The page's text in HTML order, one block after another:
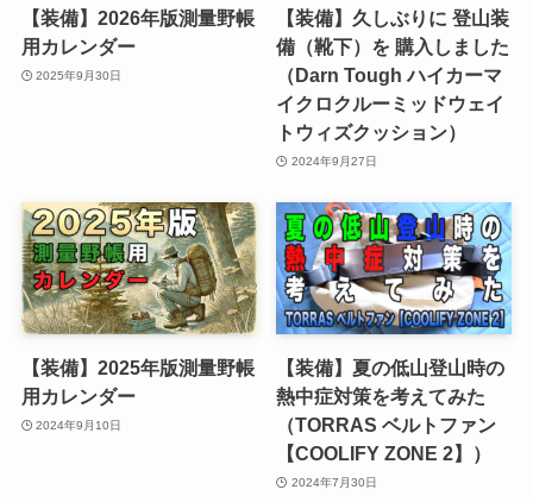
【装備】2026年版測量野帳
用カレンダー
2025年9月30日
【装備】久しぶりに 登山装
備（靴下）を 購入しました
（Darn Tough ハイカーマ
イクロクルーミッドウェイ
トウィズクッション）
2024年9月27日
【装備】2025年版測量野帳
用カレンダー
2024年9月10日
【装備】夏の低山登山時の
熱中症対策を考えてみた
（TORRAS ベルトファン
【COOLIFY ZONE 2】）
2024年7月30日